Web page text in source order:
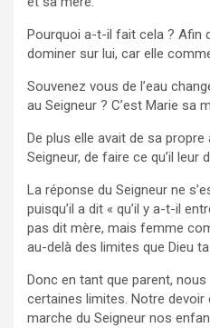
Pourquoi a-t-il fait cela ? Afin
dominer sur lui, car elle
Souvenez vous de l’eau
au Seigneur ? C’est Marie sa
De plus elle avait de sa
Seigneur, de faire ce qu’il leur
La réponse du Seigneur ne
puisqu’il a dit « qu’il y a-t-il
pas dit mère, mais femme
au-delà des limites que Dieu
Donc en tant que parent,
certaines limites. Notre devoir
marche du Seigneur nos